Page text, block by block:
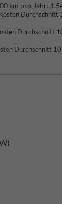
km pro Jahr:
Durchschnitt
Durchschnitt
Durchschnitt 10